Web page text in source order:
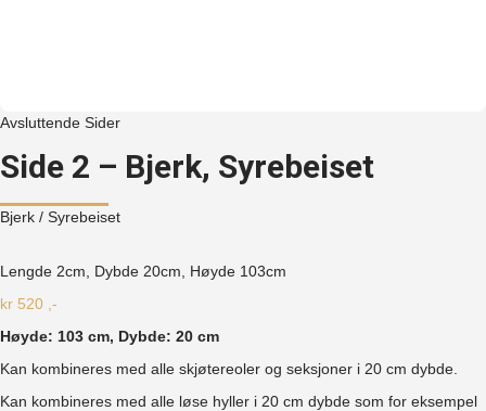
Avsluttende Sider
Side 2 – Bjerk, Syrebeiset
Bjerk / Syrebeiset
Lengde 2cm, Dybde 20cm, Høyde 103cm
kr 520 ,-
Høyde: 103 cm, Dybde: 20 cm
Kan kombineres med alle skjøtereoler og seksjoner i 20 cm dybde.
Kan kombineres med alle løse hyller i 20 cm dybde som for eksempel